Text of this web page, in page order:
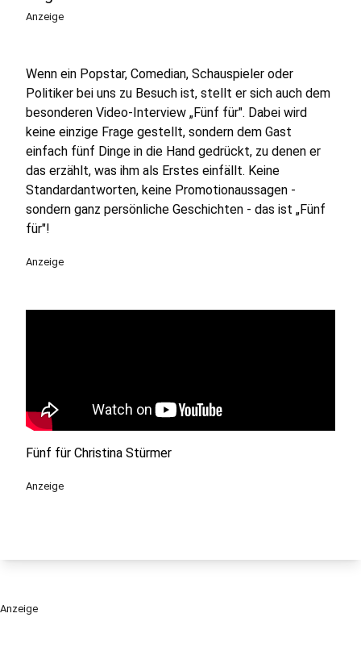
Anzeige
Wenn ein Popstar, Comedian, Schauspieler oder
Politiker bei uns zu Besuch ist, stellt er sich auch dem
besonderen Video-Interview „Fünf für". Dabei wird
keine einzige Frage gestellt, sondern dem Gast
einfach fünf Dinge in die Hand gedrückt, zu denen er
das erzählt, was ihm als Erstes einfällt. Keine
Standardantworten, keine Promotionaussagen -
sondern ganz persönliche Geschichten - das ist „Fünf
für"!
Anzeige
Fünf für Christina Stürmer
Anzeige
Anzeige